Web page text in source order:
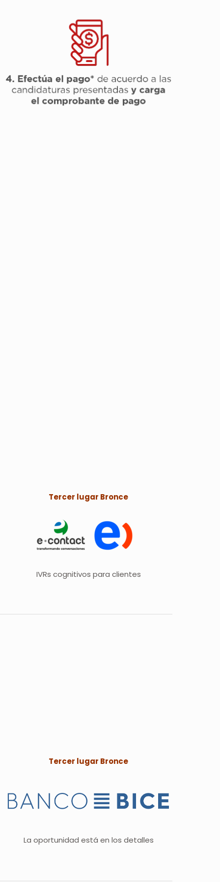
Tercer lugar Bronce
IVRs cognitivos para clientes
Tercer lugar Bronce
La oportunidad está en los detalles